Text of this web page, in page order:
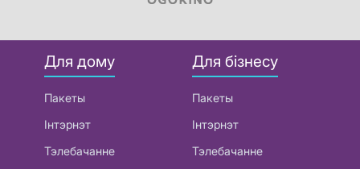
Для дому
Пакеты
Інтэрнэт
Тэлебачанне
Для бізнесу
Пакеты
Інтэрнэт
Тэлебачанне